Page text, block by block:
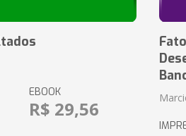
EBOOK
R$ 29,56